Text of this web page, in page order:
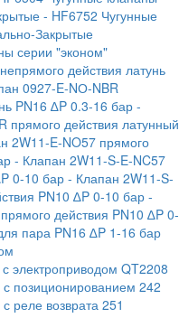
- HF6752 Чугунные
Закрытые
серии "эконом"
действия латунь
0927-E-NО-NBR
PN16 ∆P 0.3-16 бар -
прямого действия латунный
2W11-E-NO57 прямого
- Клапан 2W11-S-E-NC57
0-10 бар - Клапан 2W11-S-
PN10 ∆P 0-10 бар -
действия PN10 ∆P 0-
пара PN16 ∆P 1-16 бар
электроприводом QT2208
позиционированием 242
реле возврата 251